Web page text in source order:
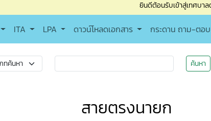
ยินดีต้อนรับเข้าสู่เทศบาลตำบลบ้านแม ติดต่
ITA LPA ดาวน์โหลดเอกสาร กระดาน ถาม-ตอ
ค้นหา
สายตรงนายก